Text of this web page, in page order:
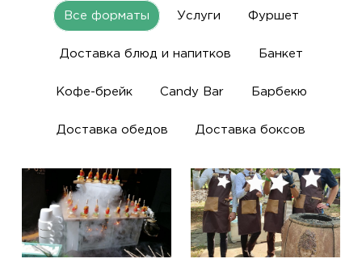
Все форматы Услуги Фуршет
Доставка блюд и напитков Банкет
Кофе-брейк Candy Bar Барбекю
Доставка обедов Доставка боксов